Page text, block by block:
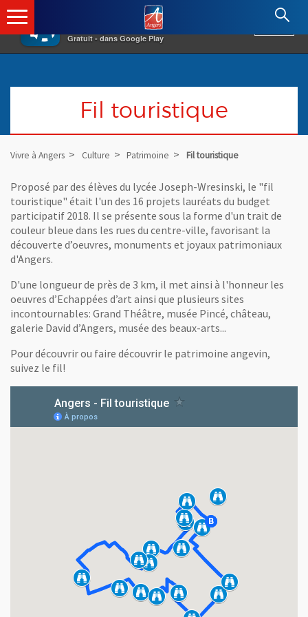
×
Gratuit - dans Google Play
Angers.fr : Retour à l'accueil
Fil touristique
Vivre à Angers Culture Patrimoine Fil touristique
Proposé par des élèves du lycée Joseph-Wresinski, le "fil
touristique" était l'un des 16 projets lauréats du budget
participatif 2018. Il se présente sous la forme d'un trait de
couleur bleue dans les rues du centre-ville, favorisant la
découverte d’oeuvres, monuments et joyaux patrimoniaux
d'Angers.
D'une longueur de près de 3 km, il met ainsi à l'honneur les
oeuvres d’Echappées d’art ainsi que plusieurs sites
incontournables: Grand Théâtre, musée Pincé, château,
galerie David d’Angers, musée des beaux-arts...
Pour découvrir ou faire découvrir le patrimoine angevin,
suivez le fil!